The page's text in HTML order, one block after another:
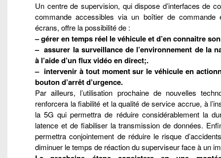
Un centre de supervision, qui dispose d’interfaces de
commande accessibles via un boîtier de commande
écrans, offre la possibilité de :
– gérer en temps réel le véhicule et d’en connaitre
– assurer la surveillance de l’environnement de la
à l’aide d’un flux vidéo en direct;.
– intervenir à tout moment sur le véhicule en
bouton d’arrêt d’urgence.
Par ailleurs, l’utilisation prochaine de nouvelles
renforcera la fiabilité et la qualité de service accrue, à
la 5G qui permettra de réduire considérablement la
latence et de fiabiliser la transmission de données.
permettra conjointement de réduire le risque
diminuer le temps de réaction du superviseur face à un